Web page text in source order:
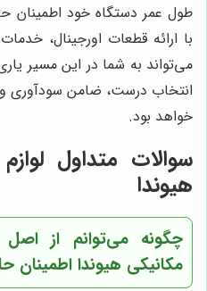
طول عمر دستگاه خود اطمینان
با ارائه قطعات اورجینال،
می‌تواند به شما در این مسیر
انتخاب درست، ضامن سودآوری و
خواهد بود.
سوالات متداول
هیوندا
چگونه می‌توانم از
مکانیکی هیوندا اطمینان